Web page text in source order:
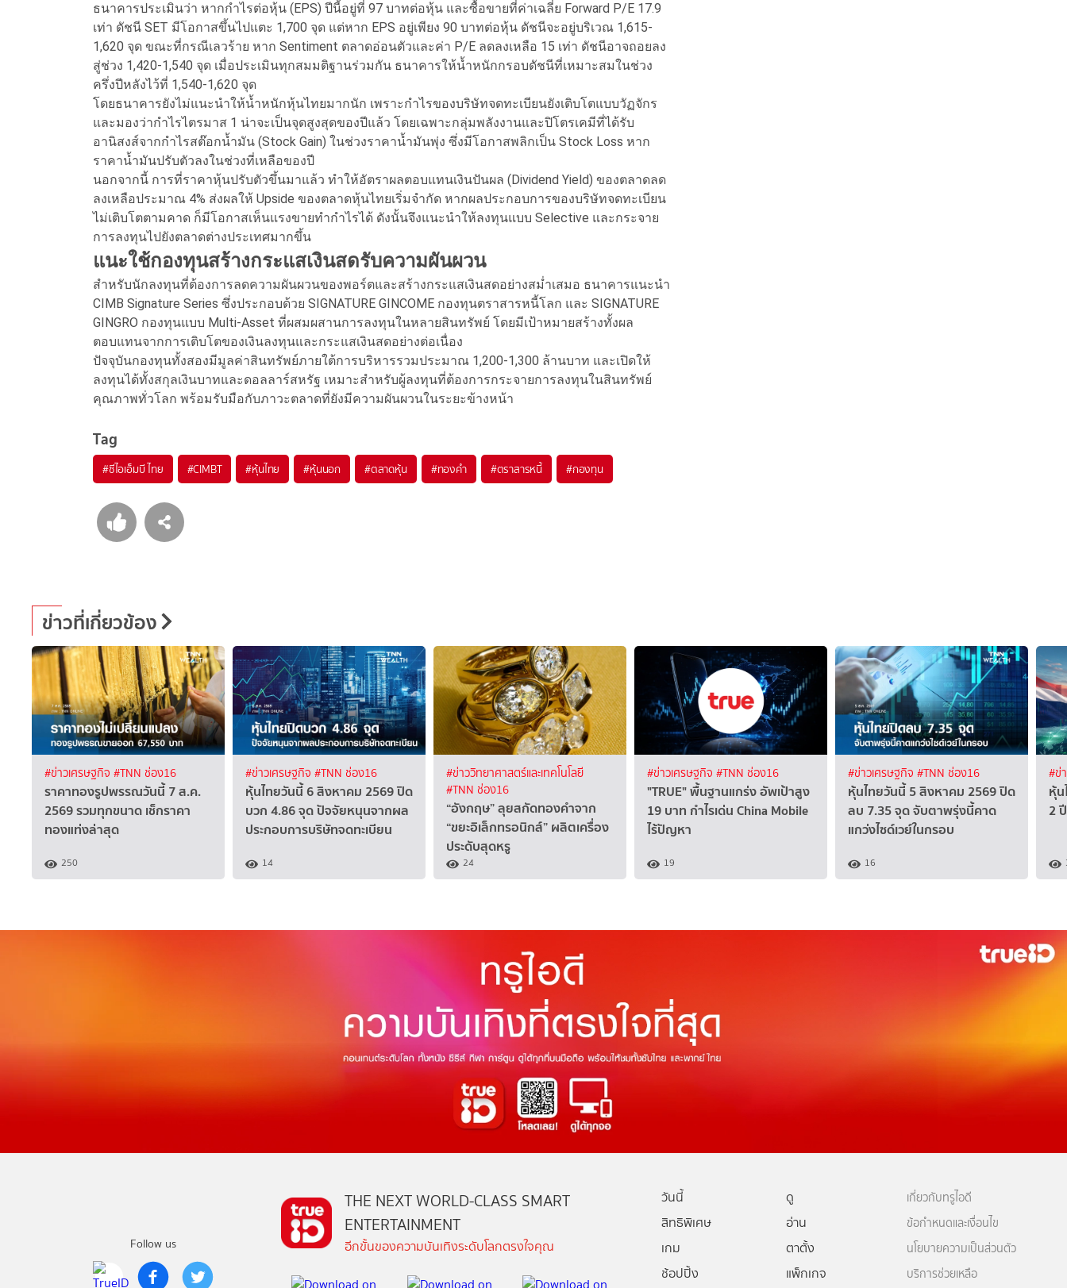
ธนาคารประเมินว่า หากกำไรต่อหุ้น (EPS) ปีนี้อยู่ที่ 97 บาทต่อหุ้น และซื้อขายที่ค่าเฉลี่ย Forward P/E 17.9
เท่า ดัชนี SET มีโอกาสขึ้นไปแตะ 1,700 จุด แต่หาก EPS อยู่เพียง 90 บาทต่อหุ้น ดัชนีจะอยู่บริเวณ 1,615-
1,620 จุด ขณะที่กรณีเลวร้าย หาก Sentiment ตลาดอ่อนตัวและค่า P/E ลดลงเหลือ 15 เท่า ดัชนีอาจถอยลง
สู่ช่วง 1,420-1,540 จุด เมื่อประเมินทุกสมมติฐานร่วมกัน ธนาคารให้น้ำหนักกรอบดัชนีที่เหมาะสมในช่วง
ครึ่งปีหลังไว้ที่ 1,540-1,620 จุด
โดยธนาคารยังไม่แนะนำให้น้ำหนักหุ้นไทยมากนัก เพราะกำไรของบริษัทจดทะเบียนยังเติบโตแบบวัฏจักร
และมองว่ากำไรไตรมาส 1 น่าจะเป็นจุดสูงสุดของปีแล้ว โดยเฉพาะกลุ่มพลังงานและปิโตรเคมีที่ได้รับ
อานิสงส์จากกำไรสต๊อกน้ำมัน (Stock Gain) ในช่วงราคาน้ำมันพุ่ง ซึ่งมีโอกาสพลิกเป็น Stock Loss หาก
ราคาน้ำมันปรับตัวลงในช่วงที่เหลือของปี
นอกจากนี้ การที่ราคาหุ้นปรับตัวขึ้นมาแล้ว ทำให้อัตราผลตอบแทนเงินปันผล (Dividend Yield) ของตลาดลด
ลงเหลือประมาณ 4% ส่งผลให้ Upside ของตลาดหุ้นไทยเริ่มจำกัด หากผลประกอบการของบริษัทจดทะเบียน
ไม่เติบโตตามคาด ก็มีโอกาสเห็นแรงขายทำกำไรได้ ดังนั้นจึงแนะนำให้ลงทุนแบบ Selective และกระจาย
การลงทุนไปยังตลาดต่างประเทศมากขึ้น
แนะใช้กองทุนสร้างกระแสเงินสดรับความผันผวน
สำหรับนักลงทุนที่ต้องการลดความผันผวนของพอร์ตและสร้างกระแสเงินสดอย่างสม่ำเสมอ ธนาคารแนะนำ
CIMB Signature Series ซึ่งประกอบด้วย SIGNATURE GINCOME กองทุนตราสารหนี้โลก และ SIGNATURE
GINGRO กองทุนแบบ Multi-Asset ที่ผสมผสานการลงทุนในหลายสินทรัพย์ โดยมีเป้าหมายสร้างทั้งผล
ตอบแทนจากการเติบโตของเงินลงทุนและกระแสเงินสดอย่างต่อเนื่อง
ปัจจุบันกองทุนทั้งสองมีมูลค่าสินทรัพย์ภายใต้การบริหารรวมประมาณ 1,200-1,300 ล้านบาท และเปิดให้
ลงทุนได้ทั้งสกุลเงินบาทและดอลลาร์สหรัฐ เหมาะสำหรับผู้ลงทุนที่ต้องการกระจายการลงทุนในสินทรัพย์
คุณภาพทั่วโลก พร้อมรับมือกับภาวะตลาดที่ยังมีความผันผวนในระยะข้างหน้า
Tag
#ซีไอเอ็มบี ไทย #CIMBT #หุ้นไทย #หุ้นนอก #ตลาดหุ้น #ทองคำ #ตราสารหนี้ #กองทุน
ข่าวที่เกี่ยวข้อง
#ข่าวเศรษฐกิจ #TNN ช่อง16
ราคาทองรูปพรรณวันนี้ 7 ส.ค.
2569 รวมทุกขนาด เช็กราคา
ทองแท่งล่าสุด
250
#ข่าวเศรษฐกิจ #TNN ช่อง16
หุ้นไทยวันนี้ 6 สิงหาคม 2569 ปิด
บวก 4.86 จุด ปัจจัยหนุนจากผล
ประกอบการบริษัทจดทะเบียน
14
#ข่าววิทยาศาสตร์และเทคโนโลยี
#TNN ช่อง16
“อังกฤษ” ลุยสกัดทองคำจาก
“ขยะอิเล็กทรอนิกส์” ผลิตเครื่อง
ประดับสุดหรู
24
#ข่าวเศรษฐกิจ #TNN ช่อง16
"TRUE" พื้นฐานแกร่ง อัพเป้าสูง
19 บาท กำไรเด่น China Mobile
ไร้ปัญหา
19
#ข่าวเศรษฐกิจ #TNN ช่อง16
หุ้นไทยวันนี้ 5 สิงหาคม 2569 ปิด
ลบ 7.35 จุด จับตาพรุ่งนี้คาด
แกว่งไซด์เวย์ในกรอบ
16
#ข่
หุ้
2
Follow us
THE NEXT WORLD-CLASS SMART
ENTERTAINMENT
อีกขั้นของความบันเทิงระดับโลกตรงใจคุณ
วันนี้
ดู
สิทธิพิเศษ
อ่าน
เกม
ตาตั้ง
ช้อปปิ้ง
แพ็กเกจ
เกี่ยวกับทรูไอดี
ข้อกำหนดและเงื่อนไข
นโยบายความเป็นส่วนตัว
บริการช่วยเหลือ